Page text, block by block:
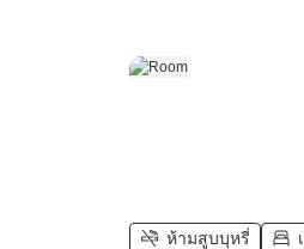
ห้ามสูบบุหรี่